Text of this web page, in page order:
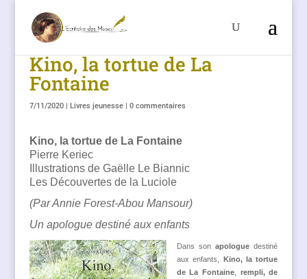
Kino, la tortue de La
Fontaine
7/11/2020| Livres jeunesse| 0 commentaires
Kino, la tortue de La Fontaine
Pierre Keriec
Illustrations de Gaëlle Le Biannic
Les Découvertes de la Luciole
(Par Annie Forest-Abou Mansour)
Un apologue destiné aux enfants
Dans sonapologue destiné
aux enfants, Kino, la tortue
de La Fontaine
rempli, de